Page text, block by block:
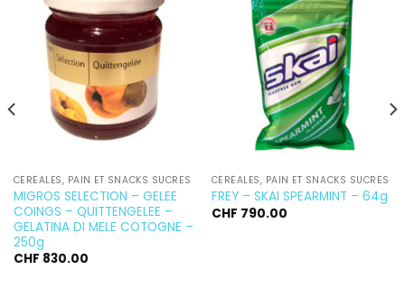
Ajouter
à la
wishlist
CÉRÉALES, PAIN ET SNACKS SUCRÉS
MIGROS SELECTION – GELEE
COINGS – QUITTENGELEE –
GELATINA DI MELE COTOGNE –
250g
CHF 830.00
Ajouter
wishlist
CÉRÉALES, PAIN ET SNACKS SUCRÉS
FREY – SKAI SPEARMINT – 64g
CHF 790.00